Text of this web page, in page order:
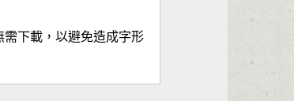
需下載，以避免造成字形